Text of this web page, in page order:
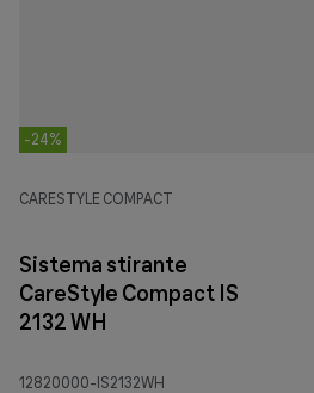
-24%
CARESTYLE COMPACT
Sistema stirante
CareStyle Compact IS
2132 WH
12820000-IS2132WH